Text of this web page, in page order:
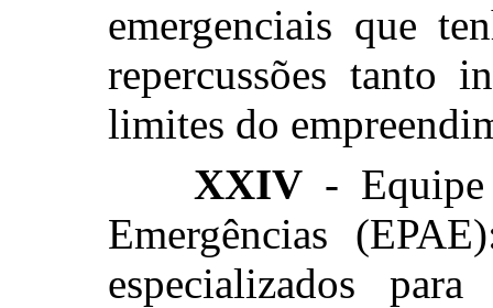
emergenciais que
repercussões tanto
limites do
XXIV -
Emergências
especializados